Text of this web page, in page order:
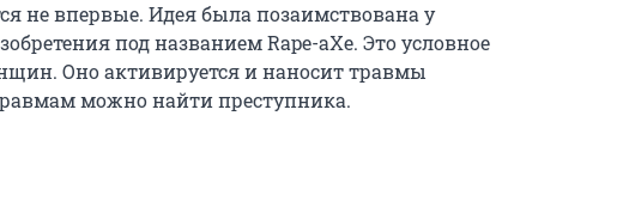
не впервые. Идея была позаимствована у
под названием Rape-aXe. Это условное
Оно активируется и наносит травмы
можно найти преступника.